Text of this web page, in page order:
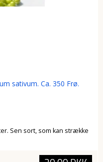
sativum. Ca. 350 Frø.
Sen sort, som kan strække